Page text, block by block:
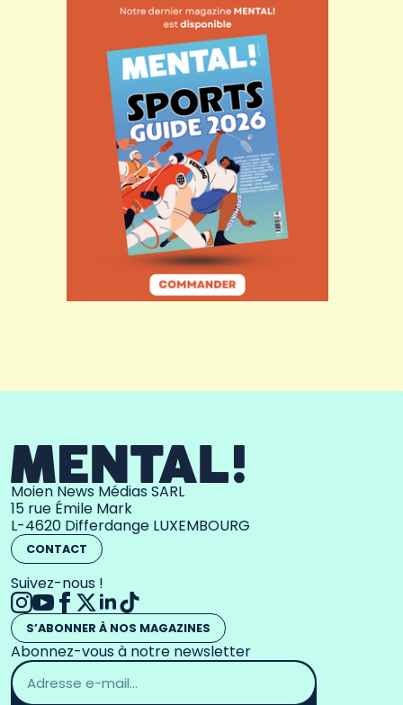
Moien News Médias SARL
15 rue Émile Mark
L-4620 Differdange LUXEMBOURG
CONTACT
Suivez-nous !
S’ABONNER À NOS MAGAZINES
Abonnez-vous à notre newsletter
Adresse
email
*